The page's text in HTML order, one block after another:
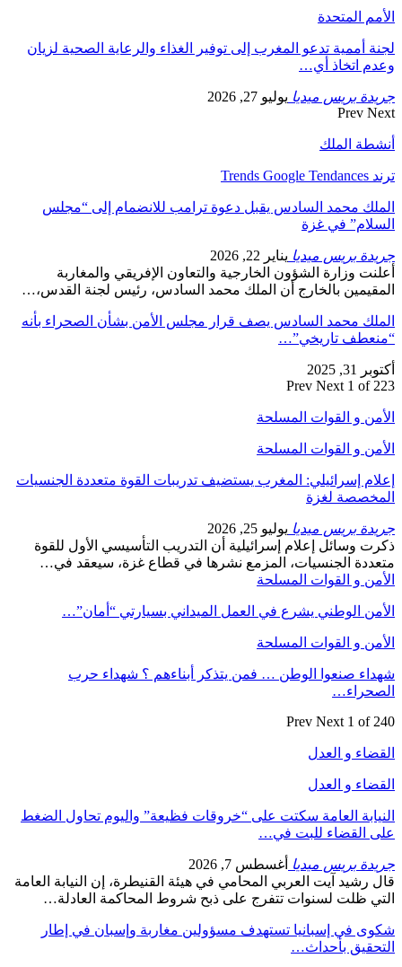
الأمم المتحدة
لجنة أممية تدعو المغرب إلى توفير الغذاء والرعاية الصحية لزيان
وعدم اتخاذ أي…
جريدة بريس ميديا يوليو 27, 2026
Prev Next
أنشطة الملك
ترند Trends Google Tendances
الملك محمد السادس يقبل دعوة ترامب للانضمام إلى “مجلس
السلام” في غزة
جريدة بريس ميديا يناير 22, 2026
أعلنت وزارة الشؤون الخارجية والتعاون الإفريقي والمغاربة
المقيمين بالخارج أن الملك محمد السادس، رئيس لجنة القدس،…
الملك محمد السادس يصف قرار مجلس الأمن بشأن الصحراء بأنه
“منعطف تاريخي”…
أكتوبر 31, 2025
Prev Next 1 of 223
الأمن و القوات المسلحة
الأمن و القوات المسلحة
إعلام إسرائيلي: المغرب يستضيف تدريبات القوة متعددة الجنسيات
المخصصة لغزة
جريدة بريس ميديا يوليو 25, 2026
ذكرت وسائل إعلام إسرائيلية أن التدريب التأسيسي الأول للقوة
متعددة الجنسيات، المزمع نشرها في قطاع غزة، سيعقد في…
الأمن و القوات المسلحة
الأمن الوطني يشرع في العمل الميداني بسيارتي “أمان”…
الأمن و القوات المسلحة
شهداء صنعوا الوطن … فمن يتذكر أبناءهم ؟ شهداء حرب
الصحراء…
Prev Next 1 of 240
القضاء و العدل
القضاء و العدل
النيابة العامة سكتت على “خروقات فظيعة” واليوم تحاول الضغط
على القضاء للبت في…
جريدة بريس ميديا أغسطس 7, 2026
قال رشيد آيت العربي المحامي في هيئة القنيطرة، إن النيابة العامة
التي ظلت لسنوات تتفرج على ذبح شروط المحاكمة العادلة…
شكوى في إسبانيا تستهدف مسؤولين مغاربة وإسبان في إطار
التحقيق بأحداث…